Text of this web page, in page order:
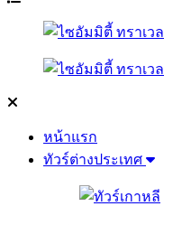
หน้าแรก
ทัวร์ต่างประเทศ